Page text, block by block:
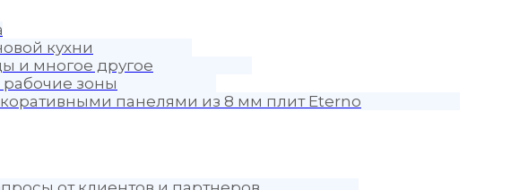
кухни
и многое другое
зоны
панелями из 8 мм плит Eterno